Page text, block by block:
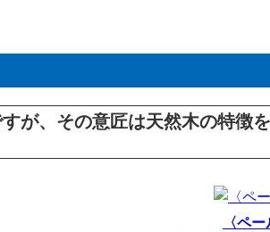
が、その意匠は天然木の特徴
〈ペ